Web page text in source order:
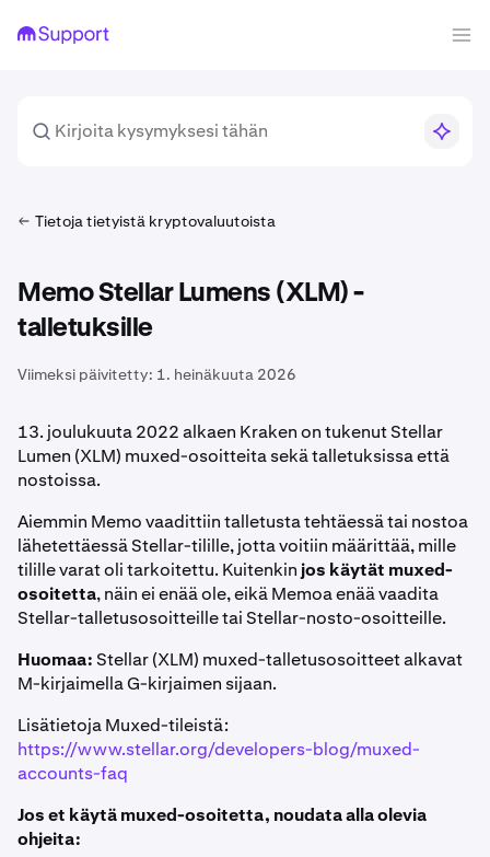
Tietoja tietyistä kryptovaluutoista
Memo Stellar Lumens (XLM) -
talletuksille
Viimeksi päivitetty: 1. heinäkuuta 2026
13. joulukuuta 2022 alkaen Kraken on tukenut Stellar
Lumen (XLM) muxed-osoitteita sekä talletuksissa että
nostoissa.
Aiemmin Memo vaadittiin talletusta tehtäessä tai nostoa
lähetettäessä Stellar-tilille, jotta voitiin määrittää, mille
tilille varat oli tarkoitettu. Kuitenkin jos käytät muxed-
osoitetta, näin ei enää ole, eikä Memoa enää vaadita
Stellar-talletusosoitteille tai Stellar-nosto-osoitteille.
Huomaa:Stellar (XLM) muxed-talletusosoitteet alkavat
M-kirjaimella G-kirjaimen sijaan.
Lisätietoja Muxed-tileistä:
https://www.stellar.org/developers-blog/muxed-
accounts-faq
Jos et käytä muxed-osoitetta, noudata alla olevia
ohjeita: